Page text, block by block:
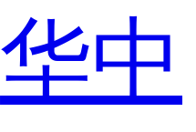
华中